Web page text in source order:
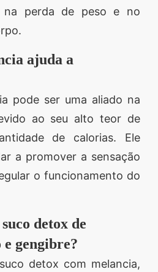
na perda de peso e no
ajuda a
pode ser uma aliado na
ao seu alto teor de
de calorias. Ele
a promover a sensação
o funcionamento do
detox de
gengibre?
detox com melancia,